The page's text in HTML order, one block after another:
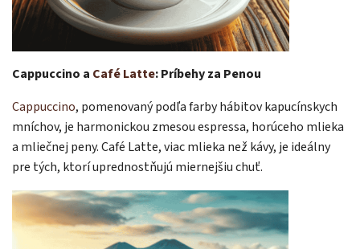
Cappuccino a Café Latte: Príbehy za Penou
Cappuccino, pomenovaný podľa farby hábitov kapucínskych
mníchov, je harmonickou zmesou espressa, horúceho mlieka
a mliečnej peny. Café Latte, viac mlieka než kávy, je ideálny
pre tých, ktorí uprednostňujú miernejšiu chuť.